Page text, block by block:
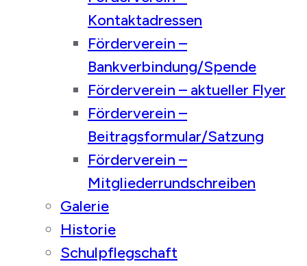
Kontaktadressen
Förderverein –
Bankverbindung/Spende
Förderverein – aktueller Flyer
Förderverein –
Beitragsformular/Satzung
Förderverein –
Mitgliederrundschreiben
Galerie
Historie
Schulpflegschaft